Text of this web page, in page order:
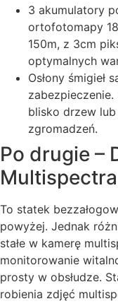
3 akumulatory
ortofotomapy
150m, z 3cm
optymalnych
Osłony śmigieł
blisko drzew
zgromadzeń.
Po drugie –
To statek
powyżej. Jednak
stałe w kamerę
monitorowanie
prosty w obsłudze.
robienia zdjęć